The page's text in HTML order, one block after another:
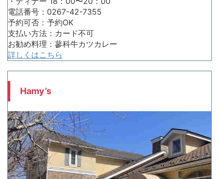
電話番号：0267-42-7355
予約可否：予約OK
支払い方法：カード不可
お勧め料理：蓼科牛カツカレー
詳しくはこちら
Hamy’s